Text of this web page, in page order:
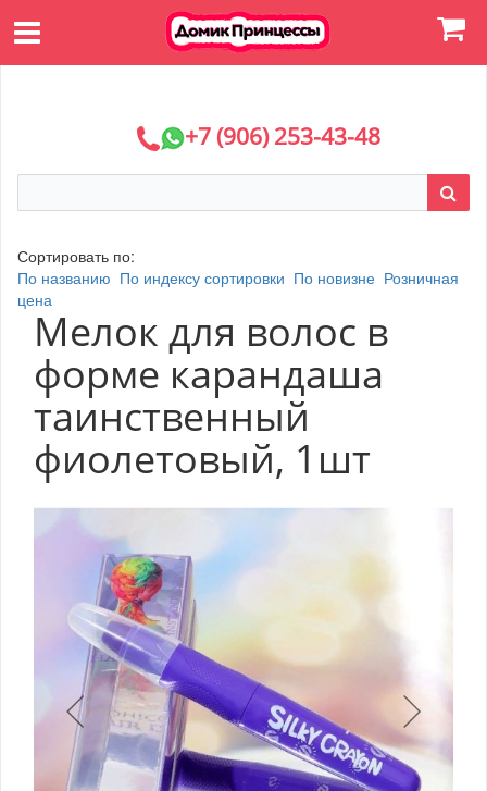
+7 (906) 253-43-48
Сортировать по:
По названию По индексу сортировки По новизне Розничная
цена
Мелок для волос в
форме карандаша
таинственный
фиолетовый, 1шт